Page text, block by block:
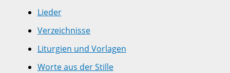
Lieder
Verzeichnisse
Liturgien und Vorlagen
Worte aus der Stille